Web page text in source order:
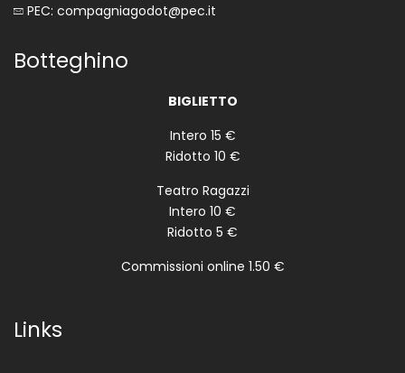
PEC: compagniagodot@pec.it
Botteghino
BIGLIETTO
Intero 15 €
Ridotto 10 €
Teatro Ragazzi
Intero 10 €
Ridotto 5 €
Commissioni online 1.50 €
Links